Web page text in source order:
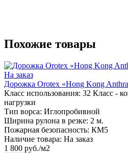
Похожие товары
На заказ
Дорожка Orotex «Hong Kong
Класс использования: 32 Класс -
нагрузки
Тип ворса: Иглопробивной
Ширина рулона в резке: 2 м.
Пожарная безопасность: КМ5
Наличие товара: На заказ
1 800 руб./м2